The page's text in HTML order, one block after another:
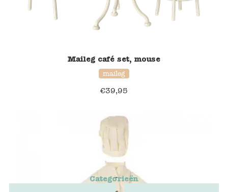
Maileg café set, mouse
maileg
€39,95
Categorieën